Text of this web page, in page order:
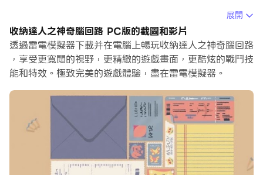
當你在電腦上玩收納達人之神奇腦回路的時候，如果你覺得
重複執行一個動作或任務很費時間很無聊，別擔心，巨集指
令功能可以幫你解決你的煩惱！你只需要點擊螢幕記錄功能
來記錄你的操作，然後把它留給巨集指令來解決。巨集指令
功能完全自動化您的操作，讓您以最少的努力輕鬆贏得遊
戲！！現在就開始在電腦上下載和玩收納達人之神奇腦回路
收納達人最新版給玩家帶來了收納物品遊戲玩法，在這裡遊
戲的畫面非常的清新，帶給玩家非常好的視覺效果。 玩家
可以體驗精彩的玩法，感興趣的玩家可以直接下載。
展開
收納達人之神奇腦回路 PC版的截圖和影片
透過雷電模擬器下載并在電腦上暢玩收納達人之神奇腦回路
，享受更寬闊的視野，更精緻的遊戲畫面，更酷炫的戰鬥技
能和特效。極致完美的遊戲體驗，盡在雷電模擬器。